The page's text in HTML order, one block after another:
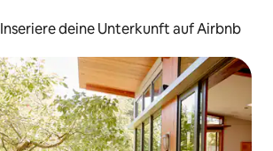
Inseriere deine Unterkunft auf Airbnb